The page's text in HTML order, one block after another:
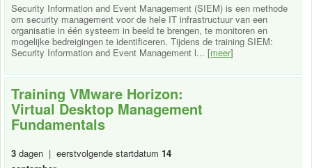
Security Information and Event Management (SIEM) is een methode
om security management voor de hele IT infrastructuur van een
organisatie in één systeem in beeld te brengen, te monitoren en
mogelijke bedreigingen te identificeren. Tijdens de training SIEM:
Security Information and Event Management l... [meer]
Training VMware Horizon:
Virtual Desktop Management
Fundamentals
3 dagen | eerstvolgende startdatum 14